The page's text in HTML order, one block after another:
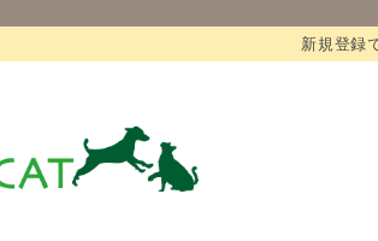
新規登録